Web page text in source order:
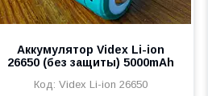
Аккумулятор Videx Li-ion
26650 (без защиты) 5000mAh
Videx Li-ion 26650